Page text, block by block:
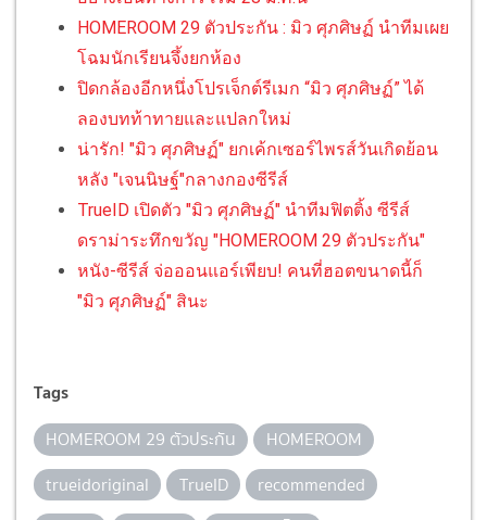
HOMEROOM 29 ตัวประกัน : มิว ศุภศิษฏ์ นำทีมเผย
โฉมนักเรียนจึ้งยกห้อง
ปิดกล้องอีกหนึ่งโปรเจ็กต์รีเมก “มิว ศุภศิษฏ์” ได้
ลองบทท้าทายและแปลกใหม่
น่ารัก! "มิว ศุภศิษฏ์" ยกเค้กเซอร์ไพรส์วันเกิดย้อน
หลัง "เจนนิษฐ์"กลางกองซีรีส์
TrueID เปิดตัว "มิว ศุภศิษฏ์" นำทีมฟิตติ้ง ซีรีส์
ดราม่าระทึกขวัญ "HOMEROOM 29 ตัวประกัน"
หนัง-ซีรีส์ จ่อออนแอร์เพียบ! คนที่ฮอตขนาดนี้ก็
"มิว ศุภศิษฏ์" สินะ
Tags
HOMEROOM 29 ตัวประกัน
HOMEROOM
trueidoriginal
TrueID
recommended